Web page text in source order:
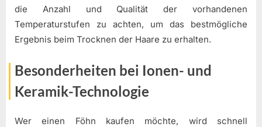
die Anzahl und Qualität der vorhandenen
Temperaturstufen zu achten, um das bestmögliche
Ergebnis beim Trocknen der Haare zu erhalten.
Besonderheiten bei Ionen- und
Keramik-Technologie
Wer einen Föhn kaufen möchte, wird schnell